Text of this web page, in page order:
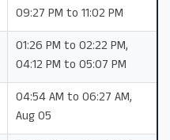
09:27 PM to 11:02 PM
01:26 PM to 02:22 PM,
04:12 PM to 05:07 PM
04:54 AM to 06:27 AM,
Aug 05